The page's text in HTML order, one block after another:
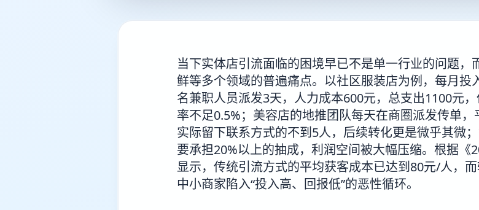
当下实体店引流面临的困境早已不是单一行业的问题，
鲜等多个领域的普遍痛点。以社区服装店为例，每月投
名兼职人员派发3天，人力成本600元，总支出1100元
率不足0.5%；美容店的地推团队每天在商圈派发传单
实际留下联系方式的不到5人，后续转化更是微乎其微
要承担20%以上的抽成，利润空间被大幅压缩。根据《
显示，传统引流方式的平均获客成本已达到80元/人，
中小商家陷入“投入高、回报低”的恶性循环。